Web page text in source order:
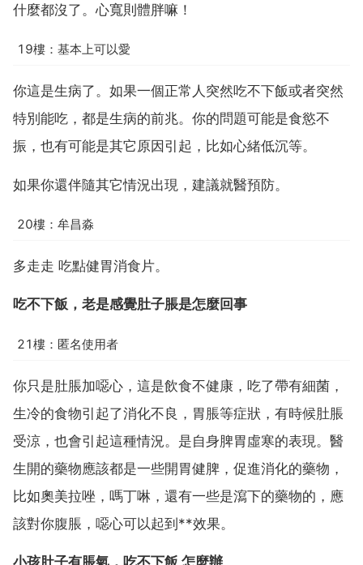
什麼都沒了。心寬則體胖嘛！
19樓：基本上可以愛
你這是生病了。如果一個正常人突然吃不下飯或者突然
特別能吃，都是生病的前兆。你的問題可能是食慾不
振，也有可能是其它原因引起，比如心緒低沉等。
如果你還伴隨其它情況出現，建議就醫預防。
20樓：牟昌淼
多走走 吃點健胃消食片。
吃不下飯，老是感覺肚子脹是怎麼回事
21樓：匿名使用者
你只是肚脹加噁心，這是飲食不健康，吃了帶有細菌，
生冷的食物引起了消化不良，胃脹等症狀，有時候肚脹
受涼，也會引起這種情況。是自身脾胃虛寒的表現。醫
生開的藥物應該都是一些開胃健脾，促進消化的藥物，
比如奧美拉唑，嗎丁啉，還有一些是瀉下的藥物的，應
該對你腹脹，噁心可以起到**效果。